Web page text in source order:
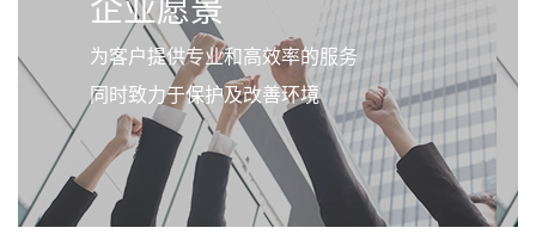
为客户提供专业和高效率的服务
同时致力于保护及改善环境